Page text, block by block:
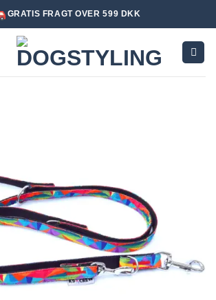
GRATIS FRAGT OVER 599 DKK